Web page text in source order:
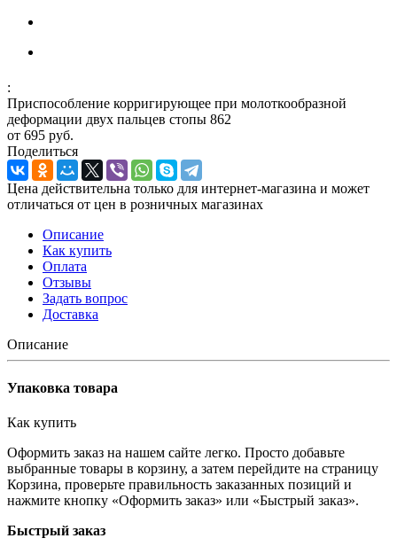
:
Приспособление корригирующее при молоткообразной
деформации двух пальцев стопы 862
от 695 руб.
Поделиться
Цена действительна только для интернет-магазина и может
отличаться от цен в розничных магазинах
Описание
Как купить
Оплата
Отзывы
Задать вопрос
Доставка
Описание
Упаковка товара
Как купить
Оформить заказ на нашем сайте легко. Просто добавьте
выбранные товары в корзину, а затем перейдите на страницу
Корзина, проверьте правильность заказанных позиций и
нажмите кнопку «Оформить заказ» или «Быстрый заказ».
Быстрый заказ